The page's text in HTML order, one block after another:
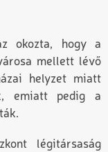
okozta, hogy a
mellett lévő
helyzet miatt
emiatt pedig a
légitársaság